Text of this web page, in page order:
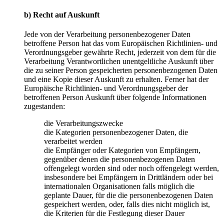
b) Recht auf Auskunft
Jede von der Verarbeitung personenbezogener Daten
betroffene Person hat das vom Europäischen Richtlinien- und
Verordnungsgeber gewährte Recht, jederzeit von dem für die
Verarbeitung Verantwortlichen unentgeltliche Auskunft über
die zu seiner Person gespeicherten personenbezogenen Daten
und eine Kopie dieser Auskunft zu erhalten. Ferner hat der
Europäische Richtlinien- und Verordnungsgeber der
betroffenen Person Auskunft über folgende Informationen
zugestanden:
die Verarbeitungszwecke
die Kategorien personenbezogener Daten, die
verarbeitet werden
die Empfänger oder Kategorien von Empfängern,
gegenüber denen die personenbezogenen Daten
offengelegt worden sind oder noch offengelegt werden,
insbesondere bei Empfängern in Drittländern oder bei
internationalen Organisationen falls möglich die
geplante Dauer, für die die personenbezogenen Daten
gespeichert werden, oder, falls dies nicht möglich ist,
die Kriterien für die Festlegung dieser Dauer